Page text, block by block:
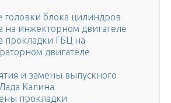
головки блока цилиндров
на инжекторном двигателе
прокладки ГБЦ на
двигателе
и замены выпускного
Калина
прокладки